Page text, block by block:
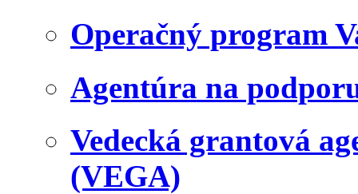
Operačný program
Agentúra na
Vedecká grantová
(VEGA)